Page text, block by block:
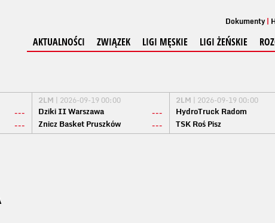
Dokumenty
AKTUALNOŚCI ZWIĄZEK LIGI MĘSKIE LIGI ŻEŃSKIE
---
---
2LM | 2026-09-19 00:00
Dziki II Warszawa
---
Znicz Basket Pruszków
---
2LM | 2026-09-19 00:00
HydroTruck Radom
TSK Roś Pisz